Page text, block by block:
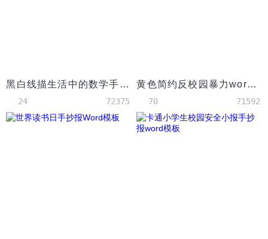
黑白线描生活中的数学手抄报word模板
24 72375
黄色简约反校园暴力word卡通手抄报
70 71592